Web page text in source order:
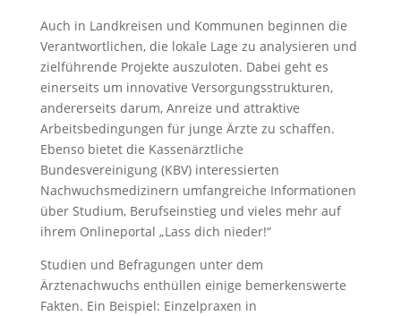
Auch in Landkreisen und Kommunen beginnen die
Verantwortlichen, die lokale Lage zu analysieren und
zielführende Projekte auszuloten. Dabei geht es
einerseits um innovative Versorgungsstrukturen,
andererseits darum, Anreize und attraktive
Arbeitsbedingungen für junge Ärzte zu schaffen.
Ebenso bietet die Kassenärztliche
Bundesvereinigung (KBV) interessierten
Nachwuchsmedizinern umfangreiche Informationen
über Studium, Berufseinstieg und vieles mehr auf
ihrem Onlineportal „Lass dich nieder!“
Studien und Befragungen unter dem
Ärztenachwuchs enthüllen einige bemerkenswerte
Fakten. Ein Beispiel: Einzelpraxen in